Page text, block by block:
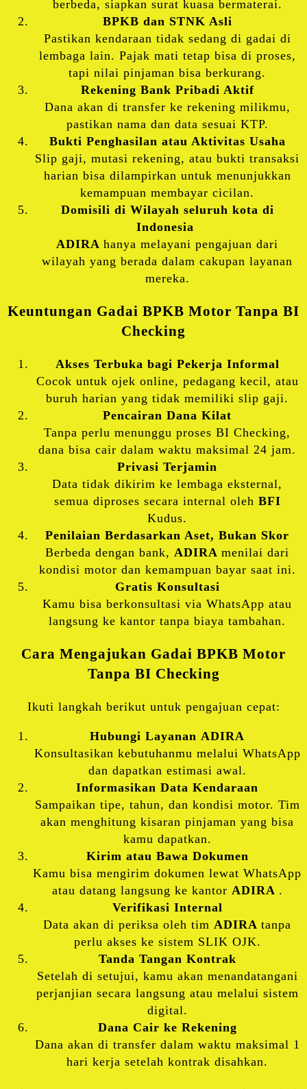
berbeda, siapkan surat kuasa bermaterai.
BPKB dan STNK Asli
Pastikan kendaraan tidak sedang di gadai di
lembaga lain. Pajak mati tetap bisa di proses,
tapi nilai pinjaman bisa berkurang.
Rekening Bank Pribadi Aktif
Dana akan di transfer ke rekening milikmu,
pastikan nama dan data sesuai KTP.
Bukti Penghasilan atau Aktivitas Usaha
Slip gaji, mutasi rekening, atau bukti transaksi
harian bisa dilampirkan untuk menunjukkan
kemampuan membayar cicilan.
Domisili di Wilayah seluruh kota di
Indonesia
ADIRA hanya melayani pengajuan dari
wilayah yang berada dalam cakupan layanan
mereka.
Keuntungan Gadai BPKB Motor Tanpa BI
Checking
Akses Terbuka bagi Pekerja Informal
Cocok untuk ojek online, pedagang kecil, atau
buruh harian yang tidak memiliki slip gaji.
Pencairan Dana Kilat
Tanpa perlu menunggu proses BI Checking,
dana bisa cair dalam waktu maksimal 24 jam.
Privasi Terjamin
Data tidak dikirim ke lembaga eksternal,
semua diproses secara internal oleh BFI
Kudus.
Penilaian Berdasarkan Aset, Bukan Skor
Berbeda dengan bank, ADIRA menilai dari
kondisi motor dan kemampuan bayar saat ini.
Gratis Konsultasi
Kamu bisa berkonsultasi via WhatsApp atau
langsung ke kantor tanpa biaya tambahan.
Cara Mengajukan Gadai BPKB Motor
Tanpa BI Checking
Ikuti langkah berikut untuk pengajuan cepat:
Hubungi Layanan ADIRA
Konsultasikan kebutuhanmu melalui WhatsApp
dan dapatkan estimasi awal.
Informasikan Data Kendaraan
Sampaikan tipe, tahun, dan kondisi motor. Tim
akan menghitung kisaran pinjaman yang bisa
kamu dapatkan.
Kirim atau Bawa Dokumen
Kamu bisa mengirim dokumen lewat WhatsApp
atau datang langsung ke kantor ADIRA .
Verifikasi Internal
Data akan di periksa oleh tim ADIRA tanpa
perlu akses ke sistem SLIK OJK.
Tanda Tangan Kontrak
Setelah di setujui, kamu akan menandatangani
perjanjian secara langsung atau melalui sistem
digital.
Dana Cair ke Rekening
Dana akan di transfer dalam waktu maksimal 1
hari kerja setelah kontrak disahkan.